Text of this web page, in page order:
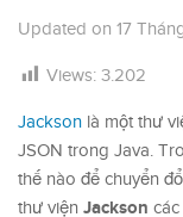
Updated on 17
Views: 3.202
Jackson là một thư
JSON trong Java.
thế nào để chuyển
thư viện Jackson